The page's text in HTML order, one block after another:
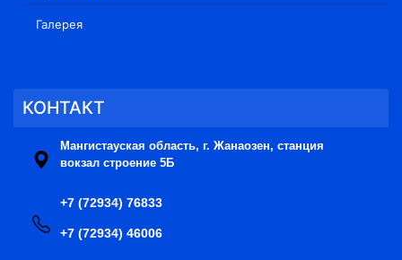
Галерея
КОНТАКТ
Мангистауская область, г. Жанаозен, станция
вокзал строение 5Б
+7 (72934) 76833
+7 (72934) 46006